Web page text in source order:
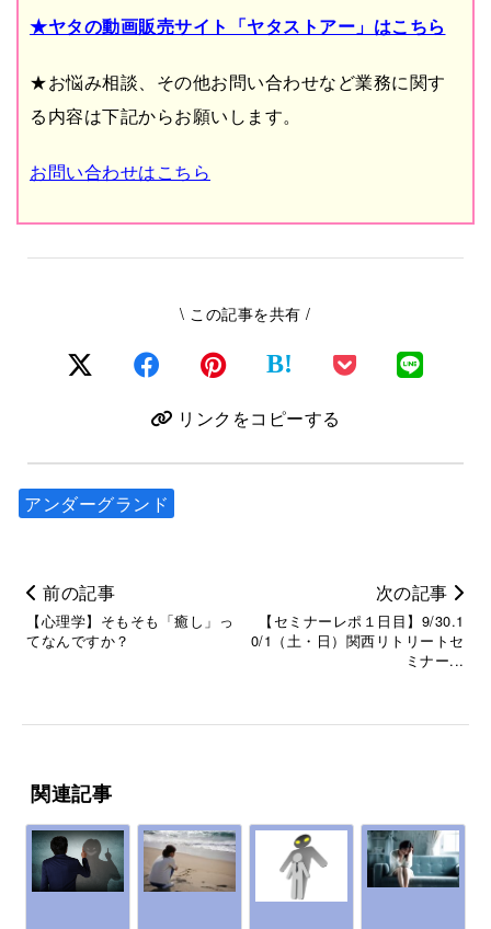
★ヤタの動画販売サイト「ヤタストアー」はこちら
★お悩み相談、その他お問い合わせなど業務に関す
る内容は下記からお願いします。
お問い合わせはこちら
\ この記事を共有 /
B!
リンクをコピーする
アンダーグランド
前の記事
【心理学】そもそも「癒し」っ
てなんですか？
次の記事
【セミナーレポ１日目】9/30.1
0/1（土・日）関西リトリートセ
ミナー...
関連記事